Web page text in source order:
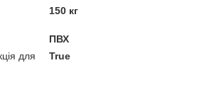
150 кг
ПВХ
для
True